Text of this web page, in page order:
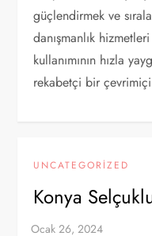
güçlendirmek ve
danışmanlık
kullanımının hızla
rekabetçi bir
UNCATEGORIZED
Konya